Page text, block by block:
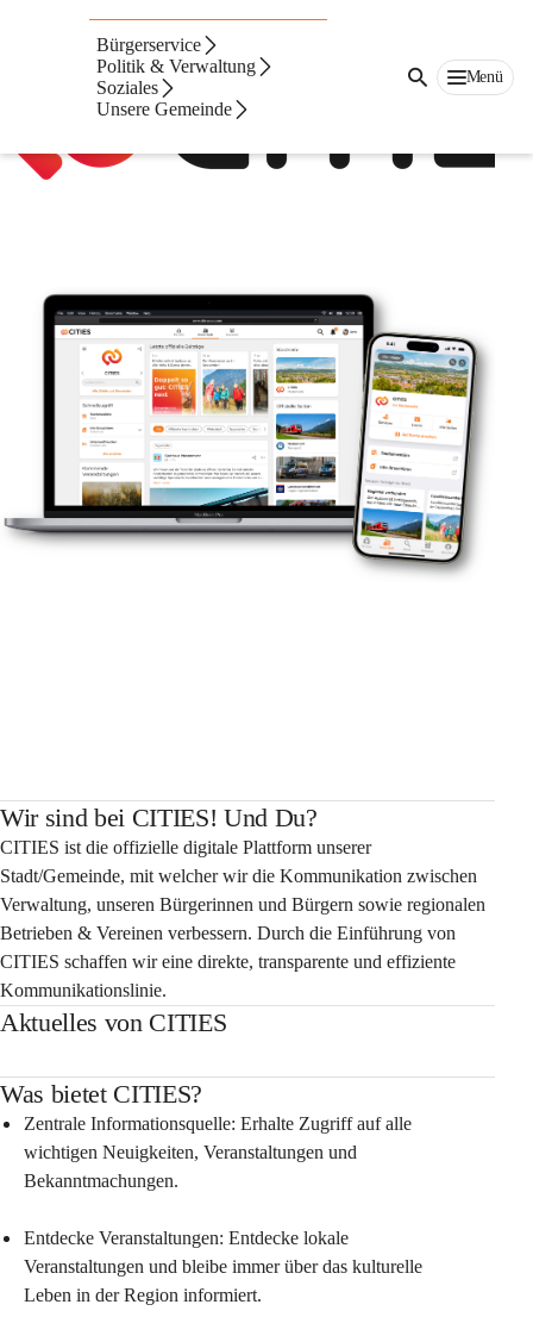
Bürgerservice
Politik & Verwaltung
Soziales
Unsere Gemeinde
Menü
Wir sind bei CITIES! Und Du?
CITIES ist die offizielle digitale Plattform unserer
Stadt/Gemeinde, mit welcher wir die Kommunikation zwischen
Verwaltung, unseren Bürgerinnen und Bürgern sowie regionalen
Betrieben & Vereinen verbessern. Durch die Einführung von
CITIES schaffen wir eine direkte, transparente und effiziente
Kommunikationslinie.
Aktuelles von CITIES
Was bietet CITIES?
Zentrale Informationsquelle: Erhalte Zugriff auf alle
wichtigen Neuigkeiten, Veranstaltungen und
Bekanntmachungen.
Entdecke Veranstaltungen: Entdecke lokale
Veranstaltungen und bleibe immer über das kulturelle
Leben in der Region informiert.